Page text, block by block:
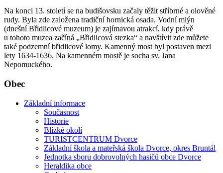
Na konci 13. století se na budišovsku začaly těžit stříbrné a olověné
rudy. Byla zde založena tradiční hornická osada. Vodní mlýn
(dnešní Břidlicové muzeum) je zajímavou atrakcí, kdy právě
u tohoto muzea začíná „Břidlicová stezka“ a navštívit zde můžete
také podzemní břidlicové lomy. Kamenný most byl postaven mezi
lety 1634-1636. Na kamenném mostě je socha sv. Jana
Nepomuckého.
Obec
Základní informace
Současnost
Historie
Blízké okolí
TURISTCENTRUM Dvorce
Základní škola a mateřská škola Dvorce, okres Bruntál
Jednotka sboru dobrovolných hasičů obce Dvorce
Heraldika obce